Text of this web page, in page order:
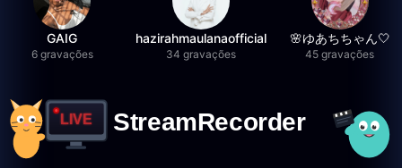
GAIG
6 gravações
hazirahmaulanaofficial
34 gravações
🌸ゆあちちゃん🤍
45 gravações